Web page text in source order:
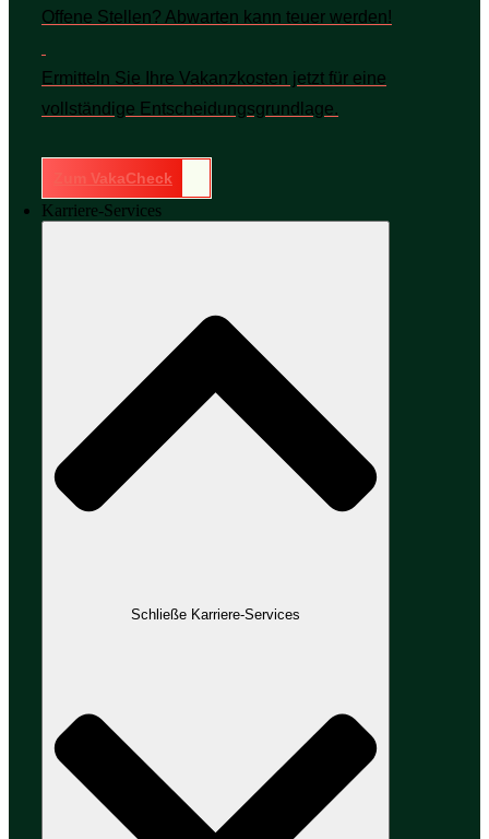
Offene Stellen? Abwarten kann teuer werden!
Ermitteln Sie Ihre Vakanzkosten jetzt für eine
vollständige Entscheidungsgrundlage.
Zum VakaCheck
Karriere-Services
Schließe Karriere-Services